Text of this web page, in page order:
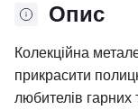
Опис
Колекційна
прикрасити
любителів гарних